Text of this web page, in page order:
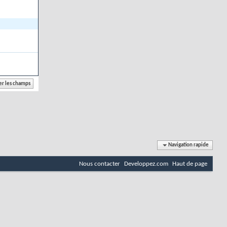
Navigation rapide
Nous contacter Developpez.com Haut de page